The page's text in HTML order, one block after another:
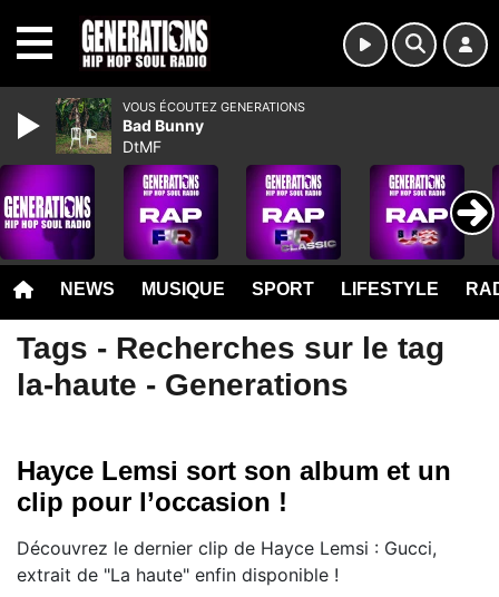
NEWS MUSIQUE SPORT LIFESTYLE
Tags - Recherches sur le tag
la-haute - Generations
Hayce Lemsi sort son album et un
clip pour l’occasion !
Découvrez le dernier clip de Hayce Lemsi : Gucci,
extrait de "La haute" enfin disponible !
VOUS ÉCOUTEZ GENERATIONS
Bad Bunny
DtMF